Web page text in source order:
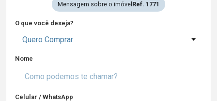
Mensagem sobre o imóvel Ref. 1771
O que você deseja?
Quero Comprar
Nome
Celular / WhatsApp